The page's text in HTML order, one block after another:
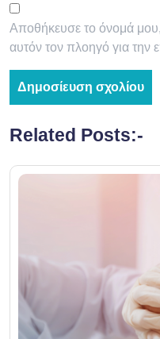
Αποθήκευσε το όνομά
αυτόν τον πλοηγό για
Related Posts:-